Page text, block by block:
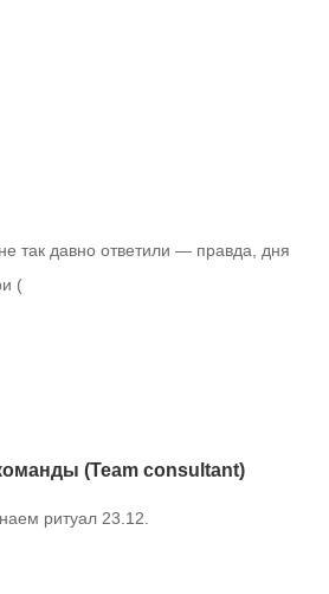
так давно ответили — правда, дня
(
(Team consultant)
ритуал 23.12.